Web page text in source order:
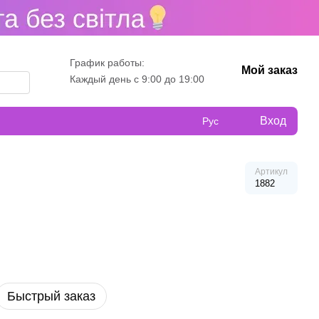
График работы:
Каждый день с 9:00 до 19:00
Мой заказ
Рус Вход
Артикул
1882
Быстрый заказ